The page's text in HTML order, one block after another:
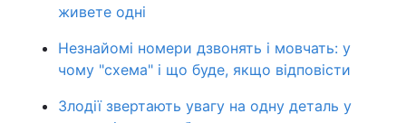
живете одні
Незнайомі номери дзвонять і мовчать: у
чому "схема" і що буде, якщо відповісти
Злодії звертають увагу на одну деталь у